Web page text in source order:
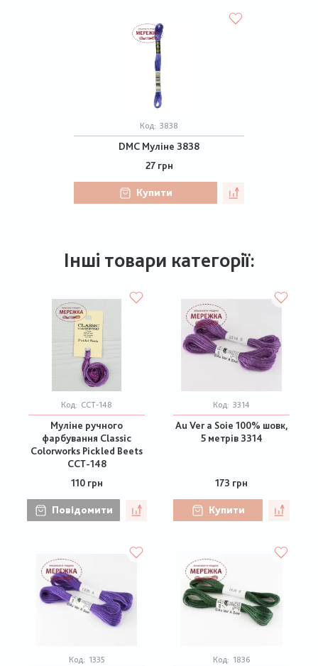
Код: 3838
DMC Муліне 3838
27 грн
Купити
Інші товари категорії:
Код: CCT-148
Муліне ручного
фарбування Classic
Colorworks Pickled Beets
CCT-148
110 грн
Повідомити
Код: 3314
Au Ver a Soie 100% шовк,
5 метрів 3314
173 грн
Купити
Код: 1335 Код: 1836